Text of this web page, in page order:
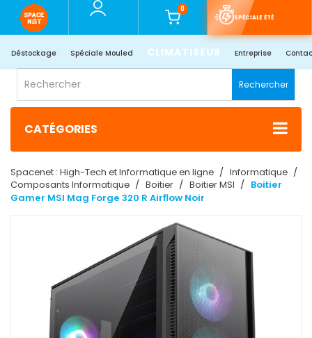
0
SPÉCIALE ÉTÉ
Déstockage Spéciale Mouled CLIMATISEUR Entreprise
Rechercher
CATÉGORIES
Spacenet : High-Tech et Informatique en ligne
Informatique
Composants Informatique
Boitier Boitier MSI
Boitier
Gamer MSI Mag Forge 320 R Airflow Noir